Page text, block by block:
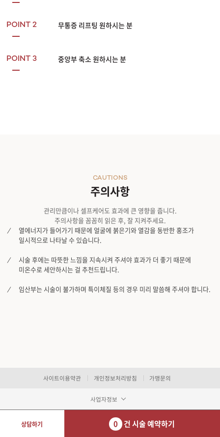
POINT 2 무통증 리프팅 원하시는 분
POINT 3 중앙부 축소 원하시는 분
주의사항
CAUTIONS
관리만큼이나 셀프케어도 효과에 큰 영향을 줍니다.
주의사항을 꼼꼼히 읽은 후, 잘 지켜주세요.
열에너지가 들어가기 때문에 얼굴에 붉은기와 열감을 동반한 홍조가
일시적으로 나타날 수 있습니다.
시술 후에는 따뜻한 느낌을 지속시켜 주셔야 효과가 더 좋기 때문에
미온수로 세안하시는 걸 추천드립니다.
임산부는 시술이 불가하며 특이체질 등의 경우 미리 말씀해 주셔야 합니다.
사이트이용약관 개인정보처리방침 가맹문의
사업자정보
상담하기 0 건 시술 예약하기